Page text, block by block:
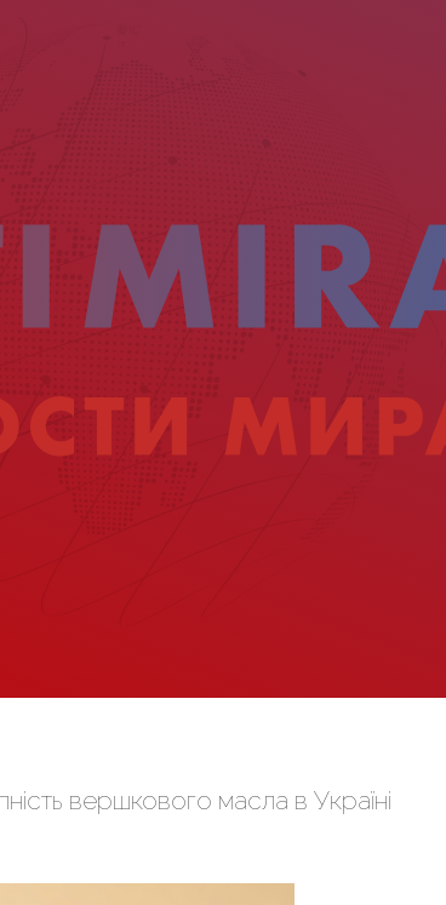
вершкового масла в Україні